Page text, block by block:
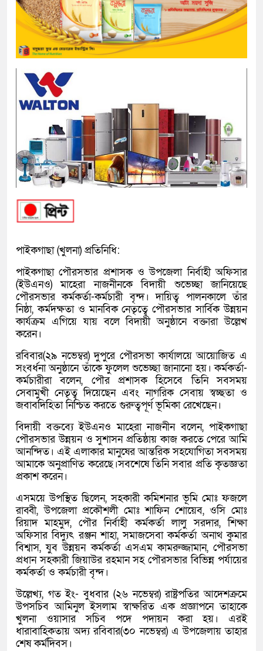
পাইকগাছা (খুলনা) প্রতিনিধি:
পাইকগাছা পৌরসভার প্রশাসক ও উপজেলা নির্বাহী অফিসার
(ইউএনও) মাহেরা নাজনীনকে বিদায়ী শুভেচ্ছা জানিয়েছে
পৌরসভার কর্মকর্তা-কর্মচারী বৃন্দ। দায়িত্ব পালনকালে তাঁর
নিষ্ঠা, কর্মদক্ষতা ও মানবিক নেতৃত্বে পৌরসভার সার্বিক উন্নয়ন
কার্যক্রম এগিয়ে যায় বলে বিদায়ী অনুষ্ঠানে বক্তারা উল্লেখ
করেন।
রবিবার(২৯ নভেম্বর) দুপুরে পৌরসভা কার্যালয়ে আয়োজিত এ
সংবর্ধনা অনুষ্ঠানে তাঁকে ফুলেল শুভেচ্ছা জানানো হয়। কর্মকর্তা-
কর্মচারীরা বলেন, পৌর প্রশাসক হিসেবে তিনি সবসময়
সেবামুখী নেতৃত্ব দিয়েছেন এবং নাগরিক সেবায় স্বচ্ছতা ও
জবাবদিহিতা নিশ্চিত করতে গুরুত্বপূর্ণ ভূমিকা রেখেছেন।
বিদায়ী বক্তব্যে ইউএনও মাহেরা নাজনীন বলেন, পাইকগাছা
পৌরসভার উন্নয়ন ও সুশাসন প্রতিষ্ঠায় কাজ করতে পেরে আমি
আনন্দিত। এই এলাকার মানুষের আন্তরিক সহযোগিতা সবসময়
আমাকে অনুপ্রাণিত করেছে।সবশেষে তিনি সবার প্রতি কৃতজ্ঞতা
প্রকাশ করেন।
এসময়ে উপস্থিত ছিলেন, সহকারী কমিশনার ভূমি মোঃ ফজলে
রাব্বী, উপজেলা প্রকৌশলী মোঃ শাফিন শোয়েব, ওসি মোঃ
রিয়াদ মাহমুদ, পৌর নির্বাহী কর্মকর্তা লালু সরদার, শিক্ষা
অফিসার বিদ্যুৎ রঞ্জন শাহা, সমাজসেবা কর্মকর্তা অনাথ কুমার
বিশ্বাস, যুব উন্নয়ন কর্মকর্তা এসএম কামরুজ্জামান, পৌরসভা
প্রধান সহকারী জিয়াউর রহমান সহ পৌরসভার বিভিন্ন পর্যায়ের
কর্মকর্তা ও কর্মচারী বৃন্দ।
উল্লেখ্য, গত ইং- বুধবার (২৬ নভেম্বর) রাষ্ট্রপতির আদেশক্রমে
উপসচিব আমিনুল ইসলাম স্বাক্ষরিত এক প্রজ্ঞাপনে তাহাকে
খুলনা ওয়াসার সচিব পদে পদায়ন করা হয়। এরই
ধারাবাহিকতায় অদ্য রবিবার(৩০ নভেম্বর) এ উপজেলায় তাহার
শেষ কর্মদিবস।